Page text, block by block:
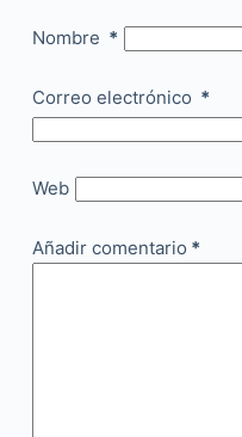
Nombre *
Correo electrónico *
Web
Añadir comentario *